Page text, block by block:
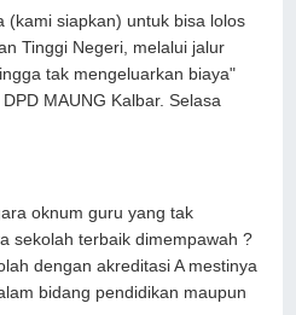
(kami siapkan) untuk bisa lolos
Tinggi Negeri, melalui jalur
tak mengeluarkan biaya"
MAUNG Kalbar. Selasa
oknum guru yang tak
sekolah terbaik dimempawah ?
dengan akreditasi A mestinya
bidang pendidikan maupun